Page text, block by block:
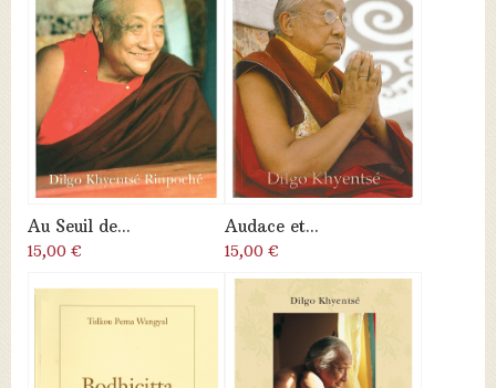
Au Seuil de...
15,00 €
Audace et...
15,00 €